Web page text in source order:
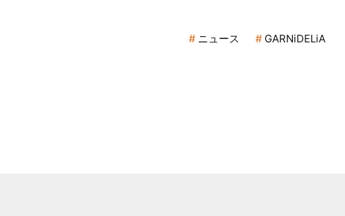
ニュース GARNiDELiA